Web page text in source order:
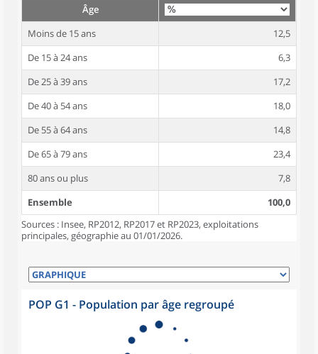
Âge
Moins de 15 ans
12,5
De 15 à 24 ans
6,3
De 25 à 39 ans
17,2
De 40 à 54 ans
18,0
De 55 à 64 ans
14,8
De 65 à 79 ans
23,4
80 ans ou plus
7,8
Ensemble
100,0
Sources : Insee, RP2012, RP2017 et RP2023, exploitations
principales, géographie au 01/01/2026.
POP G1 - Population par âge regroupé